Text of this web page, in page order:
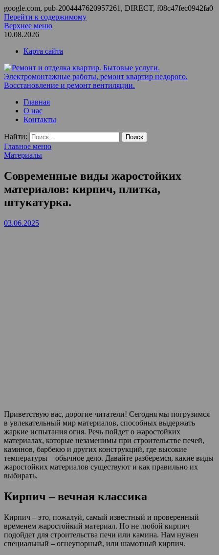
google.com, pub-2004447620957261, DIRECT, f08c47fec0942fa0
Перейти к содержимому
Верхнее меню
10.08.2026
Карта сайта
Ремонт и отделка квартир. Бытовые услуги.
Электромонтажные работы, ремонт квартир недорого.
Восстановление и ремонт вентиляции.
ООО Домус — ремонт квартир, обслуживание и ремонт
вентиляции, монтаж систем приточной вентиляции.
Главная
О нас
Контакты
Найти:
Главное меню
Материалы
Современные виды жаростойких
материалов: кирпич, плитка,
штукатурка.
03.06.2025
Приветствую вас, дорогие читатели! Сегодня мы погрузимся
в увлекательный мир материалов, способных выдержать
жаркие испытания огня. Речь пойдет о жаростойких
материалах, которые незаменимы при строительстве печей,
каминов, барбекю и других конструкций, где высокие
температуры – обычное дело. Давайте разберемся, какие виды
жаростойких материалов существуют и как правильно их
выбирать.
Кирпич – вечная классика
Кирпич – это, пожалуй, самый известный и проверенный
временем жаростойкий материал. Но не любой кирпич
подойдет для строительства печи или камина. Нам нужен
специальный – огнеупорный, или шамотный кирпич.